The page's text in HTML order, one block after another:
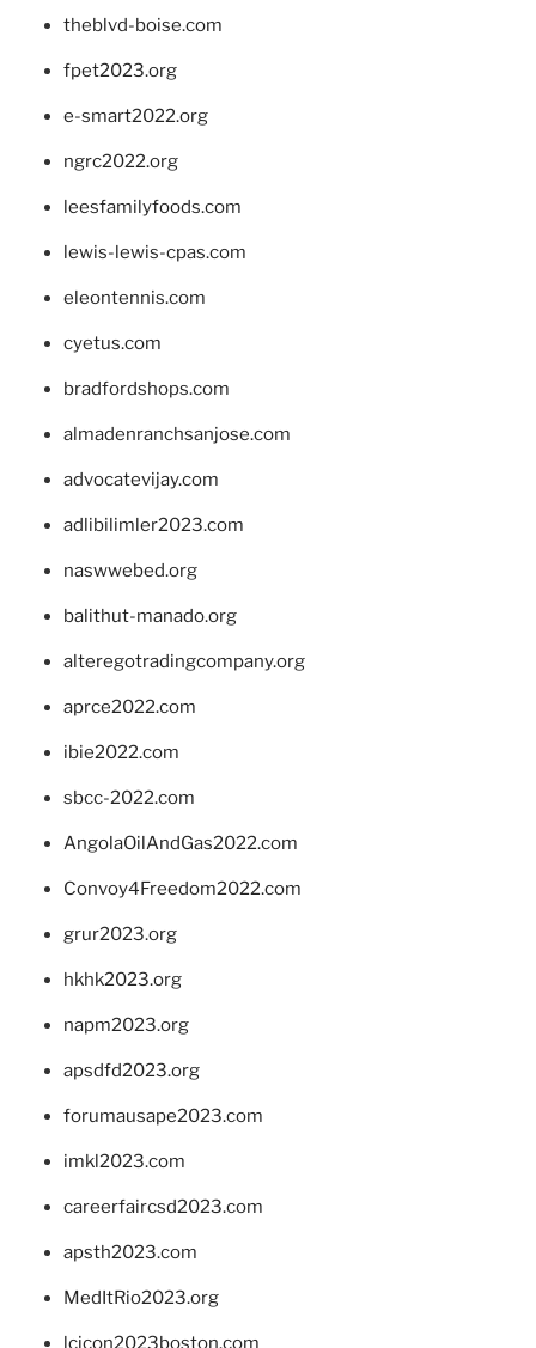
theblvd-boise.com
fpet2023.org
e-smart2022.org
ngrc2022.org
leesfamilyfoods.com
lewis-lewis-cpas.com
eleontennis.com
cyetus.com
bradfordshops.com
almadenranchsanjose.com
advocatevijay.com
adlibilimler2023.com
naswwebed.org
balithut-manado.org
alteregotradingcompany.org
aprce2022.com
ibie2022.com
sbcc-2022.com
AngolaOilAndGas2022.com
Convoy4Freedom2022.com
grur2023.org
hkhk2023.org
napm2023.org
apsdfd2023.org
forumausape2023.com
imkl2023.com
careerfaircsd2023.com
apsth2023.com
MedItRio2023.org
lcicon2023boston.com